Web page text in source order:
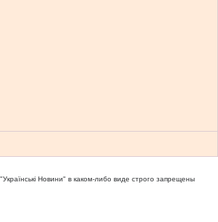
Новини" в каком-либо виде строго запрещены